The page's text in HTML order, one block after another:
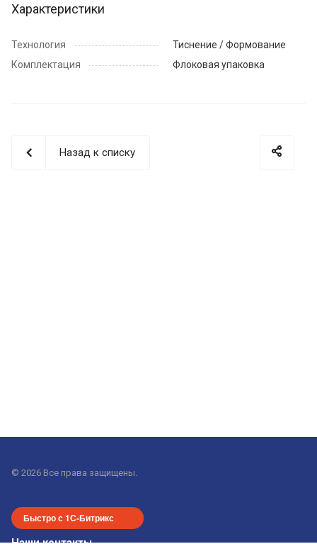
Характеристики
Технология
Тиснение / Формование
Комплектация
Флоковая упаковка
Назад к списку
© 2026 Все права защищены.
Быстро с 1С-Битрикс